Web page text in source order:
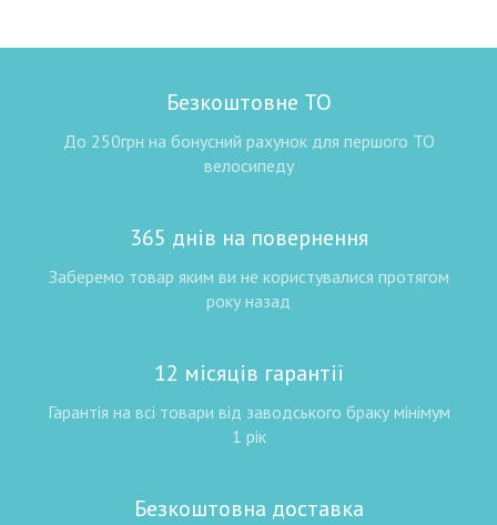
Безкоштовне ТО
До 250грн на бонусний рахунок для першого ТО
велосипеду
365 днів на повернення
Заберемо товар яким ви не користувалися протягом
року назад
12 місяців гарантії
Гарантія на всі товари від заводського браку мінімум
1 рік
Безкоштовна доставка